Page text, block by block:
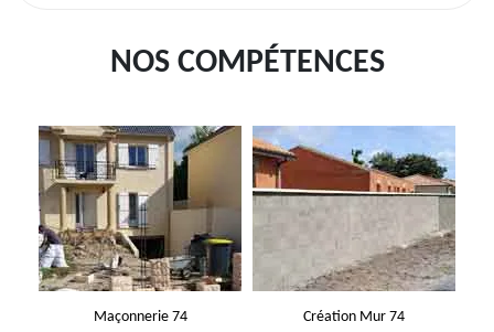
NOS COMPÉTENCES
Maçonnerie 74 Création Mur 74